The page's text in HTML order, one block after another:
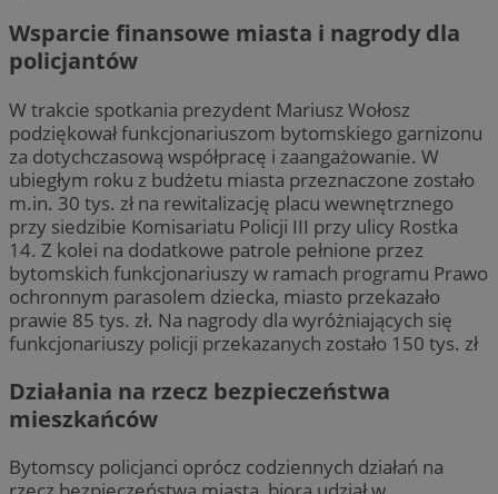
Wsparcie finansowe miasta i nagrody dla
policjantów
W trakcie spotkania prezydent Mariusz Wołosz
podziękował funkcjonariuszom bytomskiego garnizonu
za dotychczasową współpracę i zaangażowanie. W
ubiegłym roku z budżetu miasta przeznaczone zostało
m.in. 30 tys. zł na rewitalizację placu wewnętrznego
przy siedzibie Komisariatu Policji III przy ulicy Rostka
14. Z kolei na dodatkowe patrole pełnione przez
bytomskich funkcjonariuszy w ramach programu Prawo
ochronnym parasolem dziecka, miasto przekazało
prawie 85 tys. zł. Na nagrody dla wyróżniających się
funkcjonariuszy policji przekazanych zostało 150 tys. zł
Działania na rzecz bezpieczeństwa
mieszkańców
Bytomscy policjanci oprócz codziennych działań na